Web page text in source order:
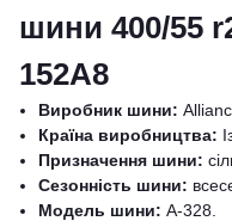
шини 400/55
152A8
Виробник шини:
Країна виробництва:
Призначення шини:
Сезонність шини:
Модель шини: А-328.